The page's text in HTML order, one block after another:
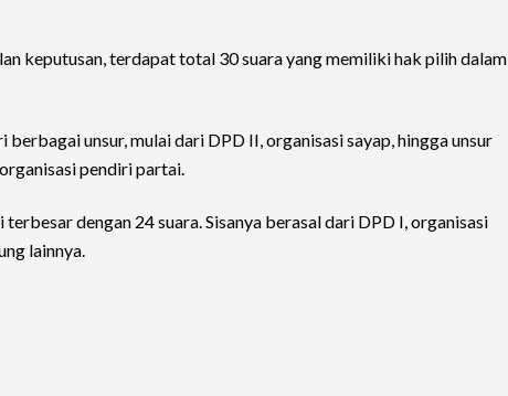
keputusan, terdapat total 30 suara yang memiliki hak pilih dalam
berbagai unsur, mulai dari DPD II, organisasi sayap, hingga unsur
pendiri partai.
dengan 24 suara. Sisanya berasal dari DPD I, organisasi
lainnya.